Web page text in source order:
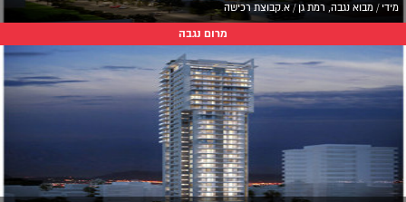
מידי / מבוא נגבה, רמת גן / א.קבוצת רכישה
מרום נגבה